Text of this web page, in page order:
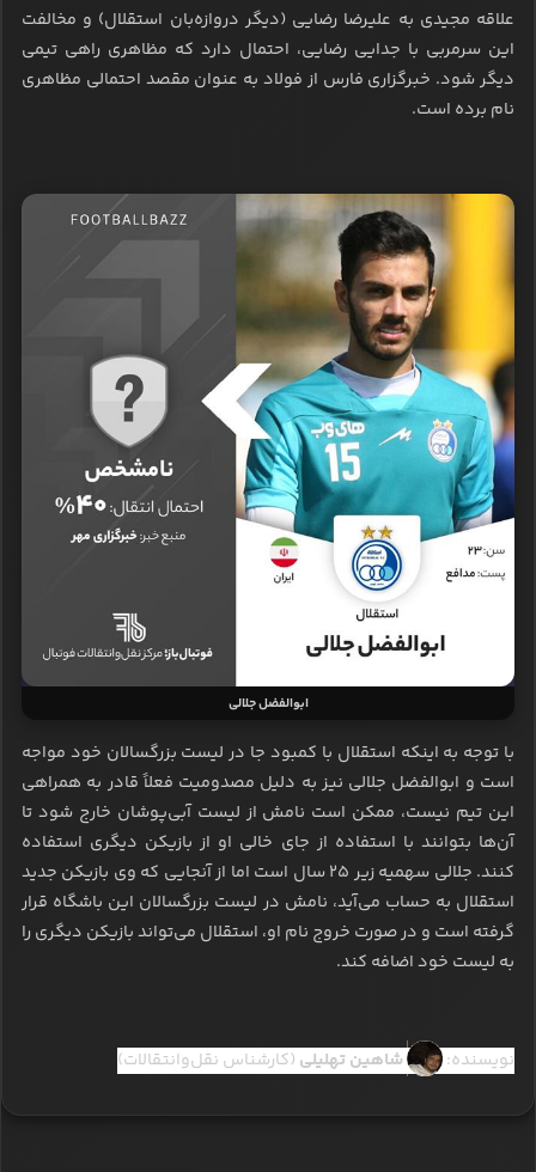
علاقه مجیدی به علیرضا رضایی (دیگر دروازه‌بان استقلال) و مخالفت
این سرمربی با جدایی رضایی، احتمال دارد که مظاهری راهی تیمی
دیگر شود. خبرگزاری فارس از فولاد به عنوان مقصد احتمالی مظاهری
نام برده است.
ابوالفضل جلالی
با توجه به اینکه استقلال با کمبود جا در لیست بزرگسالان خود مواجه
است و ابوالفضل جلالی نیز به دلیل مصدومیت فعلاً قادر به همراهی
این تیم نیست، ممکن است نامش از لیست آبی‌پوشان خارج شود تا
آن‌ها بتوانند با استفاده از جای خالی او از بازیکن دیگری استفاده
کنند. جلالی سهمیه زیر ۲۵ سال است اما از آنجایی که وی بازیکن جدید
استقلال به حساب می‌آید، نامش در لیست بزرگسالان این باشگاه قرار
گرفته است و در صورت خروج نام او، استقلال می‌تواند بازیکن دیگری را
به لیست خود اضافه کند.
نویسنده: شاهین تهلیلی (کارشناس نقل‌وانتقالات)